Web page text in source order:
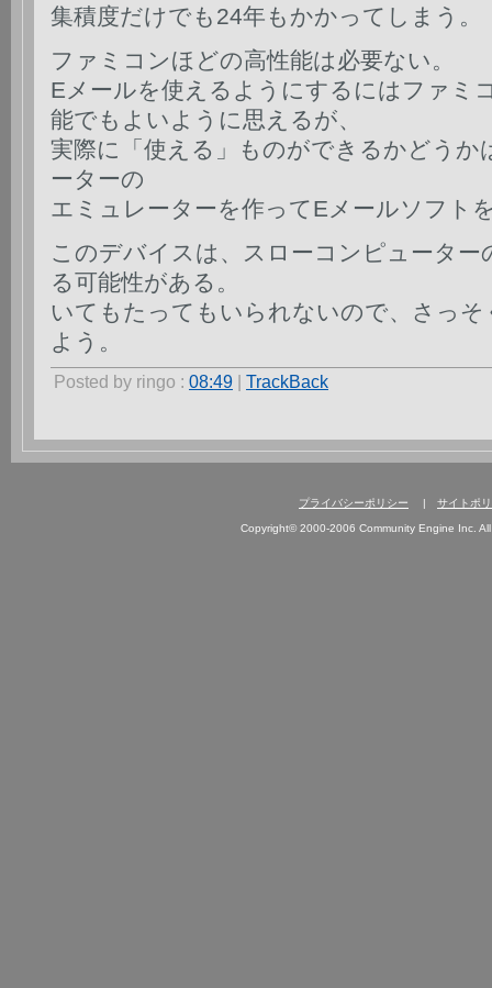
集積度だけでも24年もかかってしまう。
ファミコンほどの高性能は必要ない。
Eメールを使えるようにするにはファミ
能でもよいように思えるが、
実際に「使える」ものができるかどうか
ーターの
エミュレーターを作ってEメールソフト
このデバイスは、スローコンピューター
る可能性がある。
いてもたってもいられないので、さっ
よう。
Posted by ringo : 08:49 | TrackBack
プライバシーポリシー | サイトポ
Copyright© 2000-2006 Community Engine Inc.